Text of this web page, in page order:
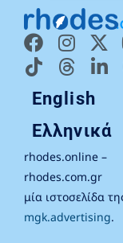
English
Ελληνικά
rhodes.online –
rhodes.com.gr
μία ιστοσελίδα
mgk.advertising.